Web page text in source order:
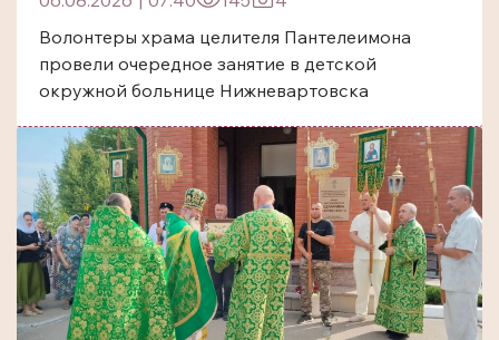
Волонтеры храма целителя Пантелеимона
провели очередное занятие в детской
окружной больнице Нижневартовска